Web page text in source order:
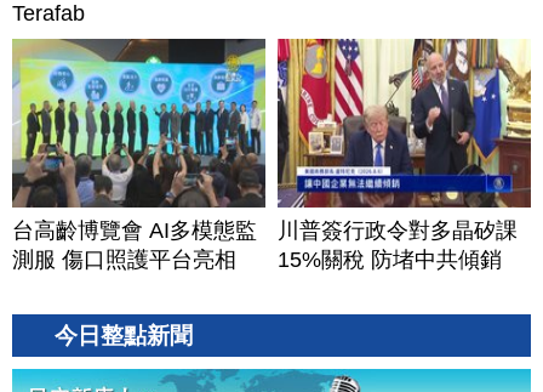
Terafab
台高齡博覽會 AI多模態監
測服 傷口照護平台亮相
川普簽行政令對多晶矽課
15%關稅 防堵中共傾銷
今日整點新聞